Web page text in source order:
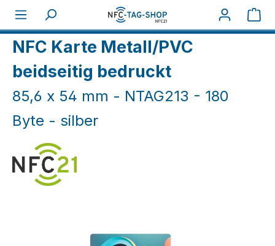
Zum Hauptinhalt springen
NFC Holz-/Metallkarten
NFC Karte Metall/PVC
beidseitig bedruckt
85,6 x 54 mm - NTAG213 - 180
Byte - silber